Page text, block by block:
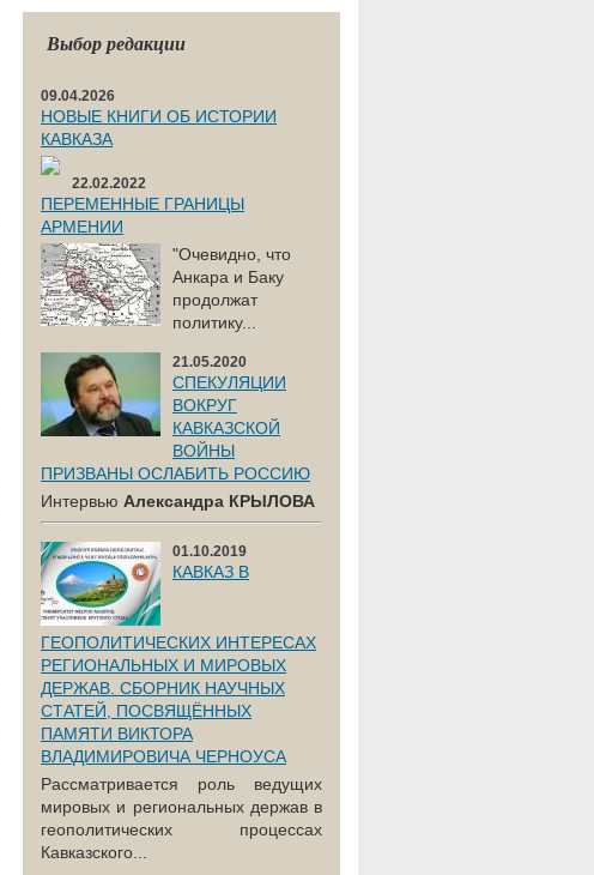
Выбор редакции
09.04.2026
НОВЫЕ КНИГИ ОБ ИСТОРИИ
КАВКАЗА
22.02.2022
ПЕРЕМЕННЫЕ ГРАНИЦЫ
АРМЕНИИ
"Очевидно, что
Анкара и Баку
продолжат
политику...
21.05.2020
СПЕКУЛЯЦИИ
ВОКРУГ
КАВКАЗСКОЙ
ВОЙНЫ
ПРИЗВАНЫ ОСЛАБИТЬ РОССИЮ
Интервью Александра КРЫЛОВА
01.10.2019
КАВКАЗ В
ГЕОПОЛИТИЧЕСКИХ ИНТЕРЕСАХ
РЕГИОНАЛЬНЫХ И МИРОВЫХ
ДЕРЖАВ. СБОРНИК НАУЧНЫХ
СТАТЕЙ, ПОСВЯЩЁННЫХ
ПАМЯТИ ВИКТОРА
ВЛАДИМИРОВИЧА ЧЕРНОУСА
Рассматривается роль ведущих
мировых и региональных держав в
геополитических процессах
Кавказского...